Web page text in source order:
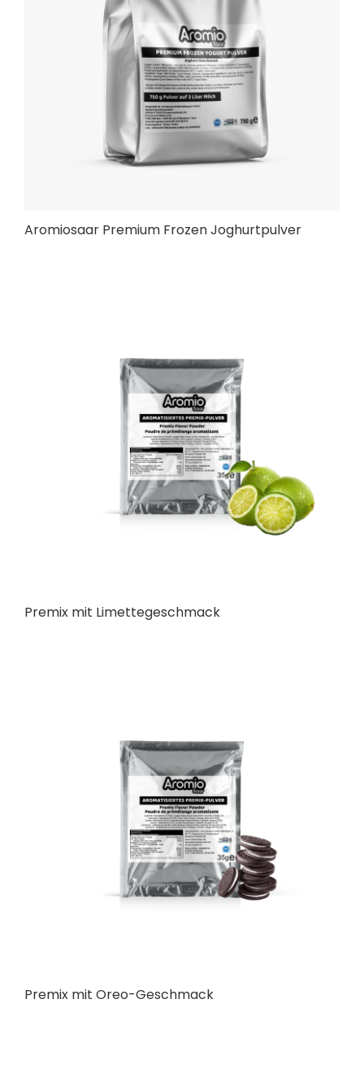
Aromiosaar Premium Frozen Joghurtpulver
Premix mit Limettegeschmack
Premix mit Oreo-Geschmack